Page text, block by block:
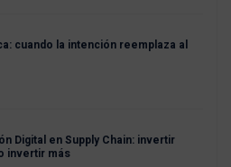
cuando la intención reemplaza al
Digital en Supply Chain: invertir
invertir más